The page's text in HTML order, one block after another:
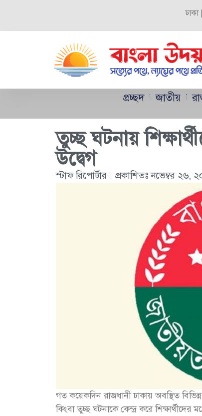
প্রচ্ছদ জাতীয়
তুচ্ছ ঘটনায়
উদ্বেগ
স্টাফ রিপোর্টার প্রকাশিতঃনভেম্বর ২৬,
গত কয়েকদিন রাজধানী ঢাকায় অবস্থিত
কিংবা তুচ্ছ ঘটনাকে কেন্দ্র করে শিক্ষার্থীদের